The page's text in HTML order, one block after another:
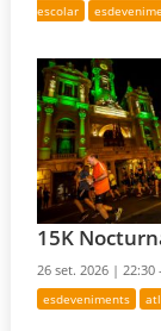
escolar
15K
26 set. 2026 |22:30
esdeveniments